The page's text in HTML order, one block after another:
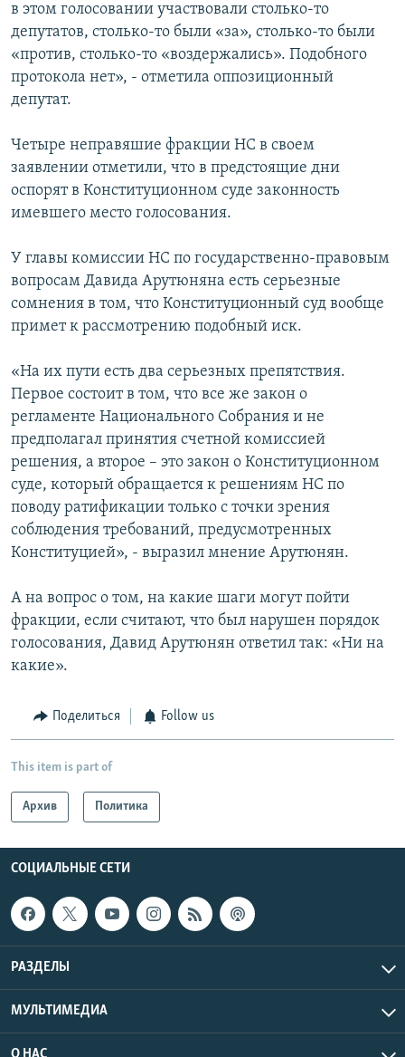
в этом голосовании участвовали столько-то
депутатов, столько-то были «за», столько-то были
«против, столько-то «воздержались». Подобного
протокола нет», - отметила оппозиционный
депутат.
Четыре неправяшие фракции НС в своем
заявлении отметили, что в предстоящие дни
оспорят в Конституционном суде законность
имевшего место голосования.
У главы комиссии НС по государственно-правовым
вопросам Давида Арутюняна есть серьезные
сомнения в том, что Конституционный суд вообще
примет к рассмотрению подобный иск.
«На их пути есть два серьезных препятствия.
Первое состоит в том, что все же закон о
регламенте Национального Собрания и не
предполагал принятия счетной комиссией
решения, а второе – это закон о Конституционном
суде, который обращается к решениям НС по
поводу ратификации только с точки зрения
соблюдения требований, предусмотренных
Конституцией», - выразил мнение Арутюнян.
А на вопрос о том, на какие шаги могут пойти
фракции, если считают, что был нарушен порядок
голосования, Давид Арутюнян ответил так: «Ни на
какие».
Поделиться Follow us
This item is part of
Архив Политика
СОЦИАЛЬНЫЕ СЕТИ
РАЗДЕЛЫ
МУЛЬТИМЕДИА